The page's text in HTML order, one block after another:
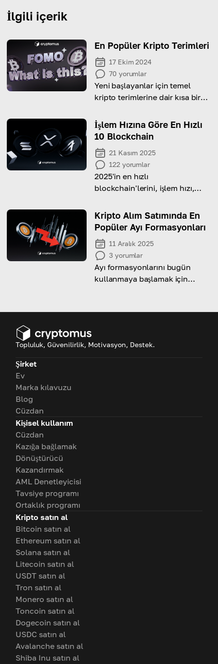
İlgili içerik
En Popüler Kripto Terimleri
17 Ekim 2024
70 yorumlar
Yeni başlayanlar için temel
kripto terimlerine dair kısa bir
ana kavramları kapsar.
İşlem Hızına Göre En Hızlı
10 Blockchain
21 Kasım 2025
122 yorumlar
2025'in en hızlı
blockchain'lerini, işlem hızı,
kriterlerine göre sıralanmış
olarak keşfedin.
Kripto Alım Satımında En
Popüler Ayı Formasyonları
11 Aralık 2025
3 yorumlar
Ayı formasyonlarını bugün
kullanmaya başlamak için
Topluluk, Güvenilirlik, Motivasyon, Destek.
Şirket
Ev
Marka kılavuzu
Blog
Cüzdan
Kişisel kullanım
Cüzdan
Kazığa bağlamak
Dönüştürücü
Kazandırmak
AML Denetleyicisi
Tavsiye programı
Ortaklık programı
Kripto satın al
Bitcoin satın al
Ethereum satın al
Solana satın al
Litecoin satın al
USDT satın al
Tron satın al
Monero satın al
Toncoin satın al
Dogecoin satın al
USDC satın al
Avalanche satın al
Shiba Inu satın al